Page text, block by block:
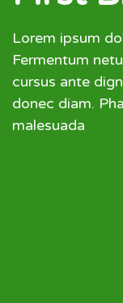
Lorem ipsum
Fermentum
cursus ante
donec diam.
malesuada